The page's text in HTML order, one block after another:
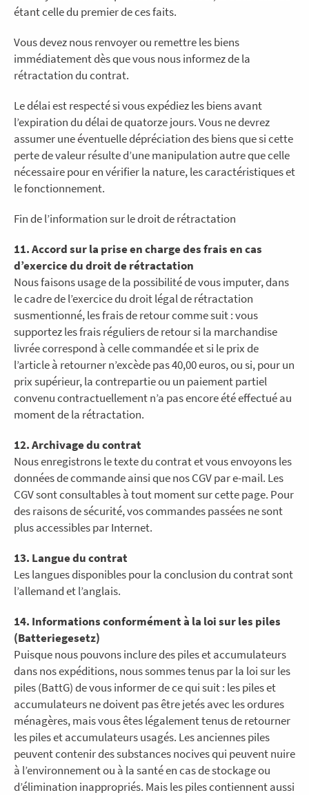
étant celle du premier de ces faits.
Vous devez nous renvoyer ou remettre les biens
immédiatement dès que vous nous informez de la
rétractation du contrat.
Le délai est respecté si vous expédiez les biens avant
l’expiration du délai de quatorze jours. Vous ne devrez
assumer une éventuelle dépréciation des biens que si cette
perte de valeur résulte d’une manipulation autre que celle
nécessaire pour en vérifier la nature, les caractéristiques et
le fonctionnement.
Fin de l’information sur le droit de rétractation
11. Accord sur la prise en charge des frais en cas
d’exercice du droit de rétractation
Nous faisons usage de la possibilité de vous imputer, dans
le cadre de l’exercice du droit légal de rétractation
susmentionné, les frais de retour comme suit : vous
supportez les frais réguliers de retour si la marchandise
livrée correspond à celle commandée et si le prix de
l’article à retourner n’excède pas 40,00 euros, ou si, pour un
prix supérieur, la contrepartie ou un paiement partiel
convenu contractuellement n’a pas encore été effectué au
moment de la rétractation.
12. Archivage du contrat
Nous enregistrons le texte du contrat et vous envoyons les
données de commande ainsi que nos CGV par e-mail. Les
CGV sont consultables à tout moment sur cette page. Pour
des raisons de sécurité, vos commandes passées ne sont
plus accessibles par Internet.
13. Langue du contrat
Les langues disponibles pour la conclusion du contrat sont
l’allemand et l’anglais.
14. Informations conformément à la loi sur les piles
(Batteriegesetz)
Puisque nous pouvons inclure des piles et accumulateurs
dans nos expéditions, nous sommes tenus par la loi sur les
piles (BattG) de vous informer de ce qui suit : les piles et
accumulateurs ne doivent pas être jetés avec les ordures
ménagères, mais vous êtes légalement tenus de retourner
les piles et accumulateurs usagés. Les anciennes piles
peuvent contenir des substances nocives qui peuvent nuire
à l’environnement ou à la santé en cas de stockage ou
d’élimination inappropriés. Mais les piles contiennent aussi